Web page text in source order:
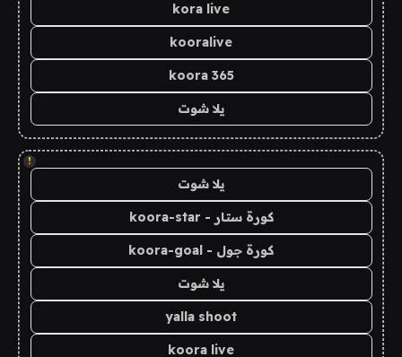
kora live
kooralive
koora 365
يلا شوت
!
يلا شوت
كورة ستار - koora-star
كورة جول - koora-goal
يلا شوت
yalla shoot
koora live